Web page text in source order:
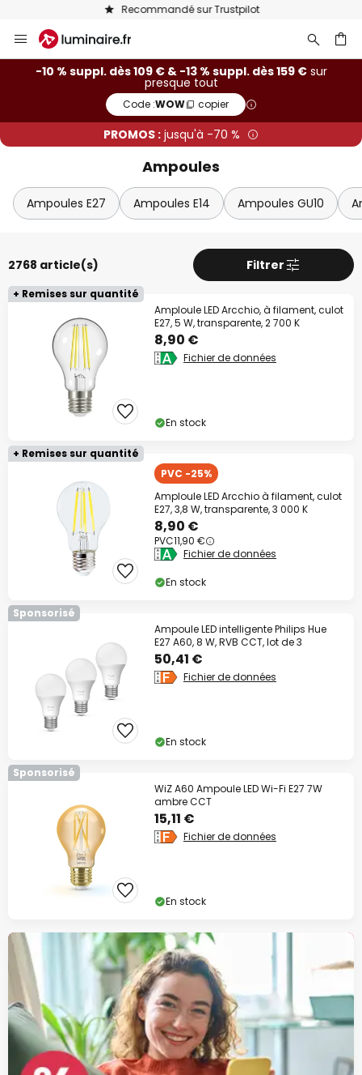
Recommandé sur Trustpilot
Allez
au
contenu
-10 % suppl. dès 109 € & -13 % suppl. dès 159 €sur
presque tout
Code :WOW copier
PROMOS : jusqu'à -70 %
Ampoules
Ampoules E27 Ampoules E14 Ampoules GU10
2768 article(s) Filtrer
+ Remises sur quantité
Amploule LED Arcchio, à filament, culot
E27, 5 W, transparente, 2 700 K
8,90 €
Fichier de données
En stock
+ Remises sur quantité
PVC -25%
Amploule LED Arcchio à filament, culot
E27, 3,8 W, transparente, 3 000 K
8,90 €
PVC11,90 €
Fichier de données
En stock
Sponsorisé
Ampoule LED intelligente Philips Hue
E27 A60, 8 W, RVB CCT, lot de 3
50,41 €
Fichier de données
En stock
Sponsorisé
WiZ A60 Ampoule LED Wi-Fi E27 7W
ambre CCT
15,11 €
Fichier de données
En stock
Remise supplémentaire
-10 % suppl.dès 109 €
-13 % suppl.dès 159 €
sur presque tout*
Code :WOW copier
En profiter
*Marques exclues